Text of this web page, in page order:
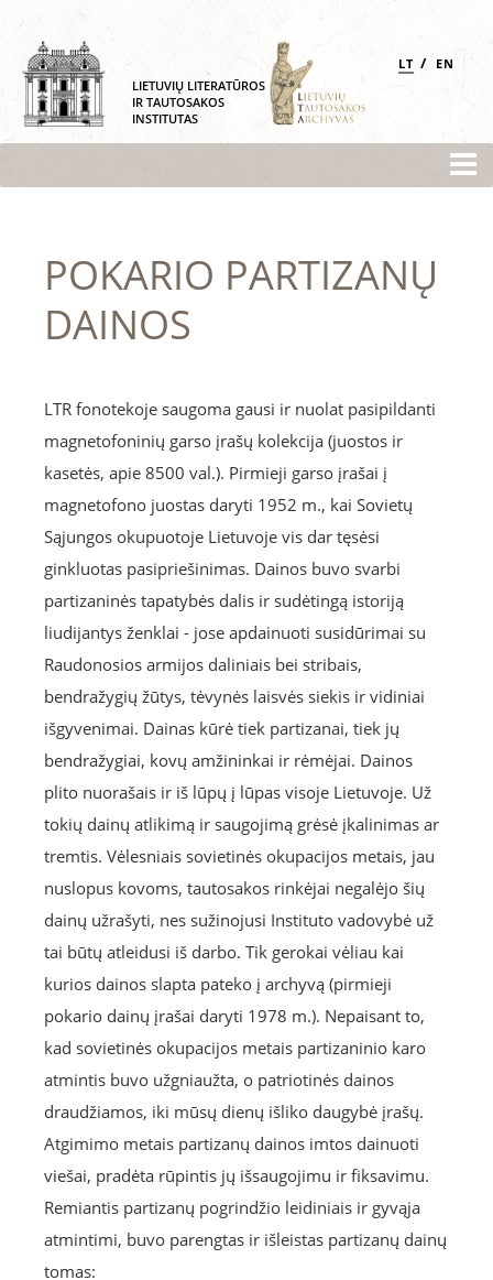
LIETUVIŲ LITERATŪROS
IR TAUTOSAKOS
INSTITUTAS
LT / EN
POKARIO PARTIZANŲ
DAINOS
LTR fonotekoje saugoma gausi ir nuolat pasipildanti
magnetofoninių garso įrašų kolekcija (juostos ir
kasetės, apie 8500 val.). Pirmieji garso įrašai į
magnetofono juostas daryti 1952 m., kai Sovietų
Sąjungos okupuotoje Lietuvoje vis dar tęsėsi
ginkluotas pasipriešinimas. Dainos buvo svarbi
partizaninės tapatybės dalis ir sudėtingą istoriją
liudijantys ženklai - jose apdainuoti susidūrimai su
Raudonosios armijos daliniais bei stribais,
bendražygių žūtys, tėvynės laisvės siekis ir vidiniai
išgyvenimai. Dainas kūrė tiek partizanai, tiek jų
bendražygiai, kovų amžininkai ir rėmėjai. Dainos
plito nuorašais ir iš lūpų į lūpas visoje Lietuvoje. Už
tokių dainų atlikimą ir saugojimą grėsė įkalinimas ar
tremtis. Vėlesniais sovietinės okupacijos metais, jau
nuslopus kovoms, tautosakos rinkėjai negalėjo šių
dainų užrašyti, nes sužinojusi Instituto vadovybė už
tai būtų atleidusi iš darbo. Tik gerokai vėliau kai
kurios dainos slapta pateko į archyvą (pirmieji
pokario dainų įrašai daryti 1978 m.). Nepaisant to,
kad sovietinės okupacijos metais partizaninio karo
atmintis buvo užgniaužta, o patriotinės dainos
draudžiamos, iki mūsų dienų išliko daugybė įrašų.
Atgimimo metais partizanų dainos imtos dainuoti
viešai, pradėta rūpintis jų išsaugojimu ir fiksavimu.
Remiantis partizanų pogrindžio leidiniais ir gyvąja
atmintimi, buvo parengtas ir išleistas partizanų dainų
tomas: